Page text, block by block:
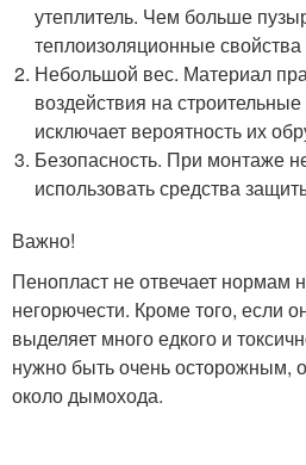
утеплитель. Чем больше
теплоизоляционные
Небольшой вес. Материал
воздействия на строительные
исключает вероятность их
Безопасность. При монтаже
использовать средства
Важно!
Пенопласт не отвечает нормам
негорючести. Кроме того, если
выделяет много едкого и
нужно быть очень осторожным,
около дымохода.